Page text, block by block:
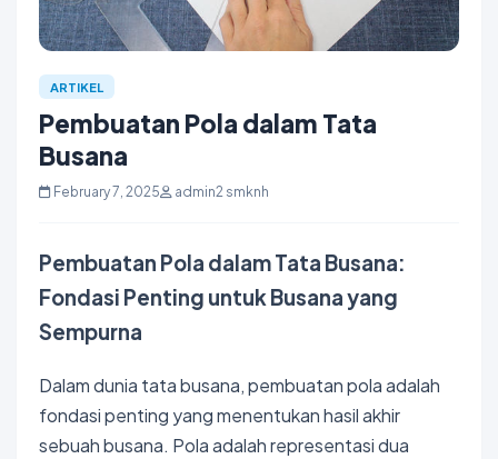
ARTIKEL
Pembuatan Pola dalam Tata
Busana
February 7, 2025 admin2 smknh
Pembuatan Pola dalam Tata Busana:
Fondasi Penting untuk Busana yang
Sempurna
Dalam dunia tata busana, pembuatan pola adalah
fondasi penting yang menentukan hasil akhir
sebuah busana. Polaadalah representasi dua